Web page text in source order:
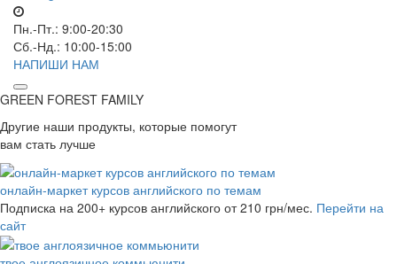
Пн.-Пт.: 9:00-20:30
Сб.-Нд.: 10:00-15:00
НАПИШИ НАМ
GREEN FOREST FAMILY
Другие наши продукты, которые помогут
вам стать лучше
онлайн-маркет курсов английского по темам
Подписка на 200+ курсов английского от 210 грн/мес. Перейти на
сайт